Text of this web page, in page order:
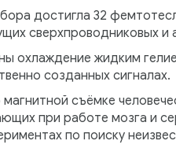
достигла 32
сверхпроводниковых и
охлаждение жидким
созданных сигналах.
съёмке
при работе мозга и
по поиску